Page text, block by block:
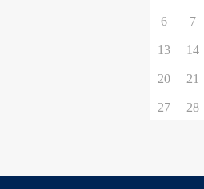
6 7
13 14
20 21
27 28